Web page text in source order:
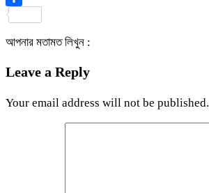
আপনার মতামত লিখুন :
Leave a Reply
Your email address will not be published.